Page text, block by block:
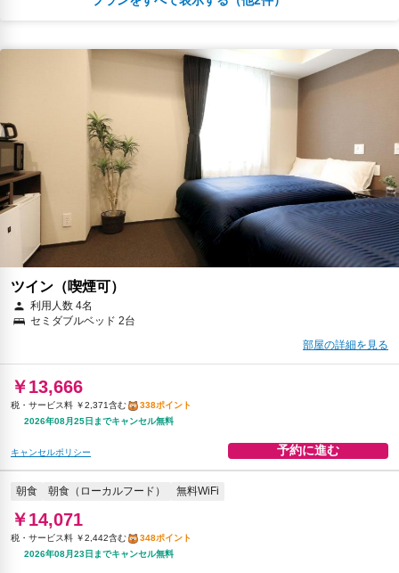
予約に進む
朝食（ローカルフード） 無料WiFi
￥14,214
税・サービス料 ￥2,467含む
352ポイント
返金不可
キャンセルポリシー 予約に進む
ツイン（喫煙可）
利用人数 4名
セミダブルベッド 2台
部屋の詳細を見る
￥13,666
税・サービス料 ￥2,371含む
338ポイント
2026年08月25日までキャンセル無料
キャンセルポリシー 予約に進む
朝食 朝食（ローカルフード） 無料WiFi
￥14,071
税・サービス料 ￥2,442含む
348ポイント
2026年08月23日までキャンセル無料